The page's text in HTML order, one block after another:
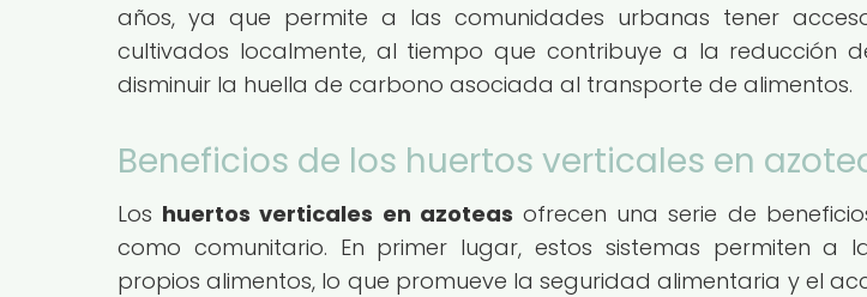
años, ya que permite a las comunidades urbanas tener
cultivados localmente, al tiempo que contribuye a la reducción
disminuir la huella de carbono asociada al transporte de alimentos.
Beneficios de los huertos verticales en
Los huertos verticales en azoteas ofrecen una serie de
como comunitario. En primer lugar, estos sistemas permiten a
propios alimentos, lo que promueve la seguridad alimentaria y el